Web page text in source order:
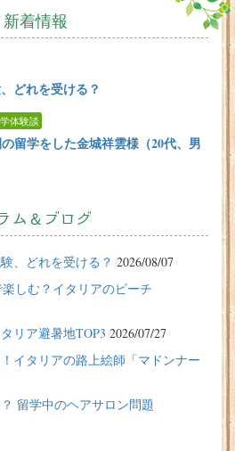
新着情報
どれを受ける？
体験談
留学をした金城祥雲様（20代、男
む？イタリアのビーチ
語学留学をしたT.Sさん（10代、女
ア避暑地TOP3
タリアの路上絵師「マドンナー
ム＆ブログ
、どれを受ける？ 2026/08/07
しむ？イタリアのビーチ
リア避暑地TOP3 2026/07/27
イタリアの路上絵師「マドンナー
留学中のヘアサロン問題